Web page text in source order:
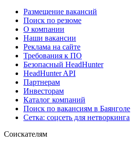
Размещение вакансий
Поиск по резюме
О компании
Наши вакансии
Реклама на сайте
Требования к ПО
Безопасный HeadHunter
HeadHunter API
Партнерам
Инвесторам
Каталог компаний
Поиск по вакансиям в Баянголе
Сетка: соцсеть для нетворкинга
Соискателям